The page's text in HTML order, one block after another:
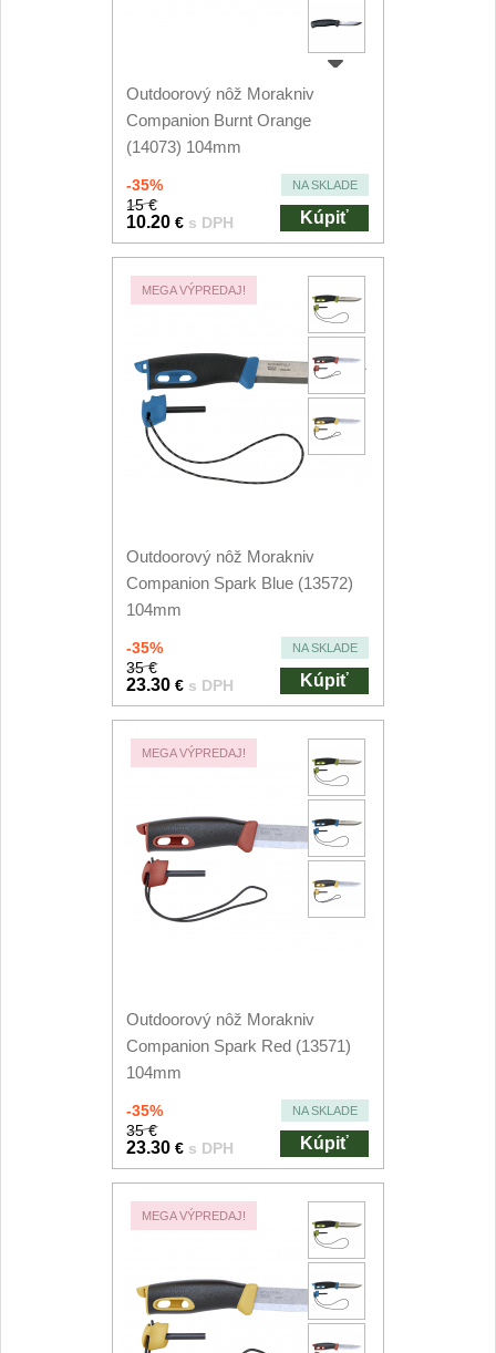
Nože na chleba 27
Vykosťovací nože 41
Steakové nože
Plátkovací nože
Sekáčky a speciální nože
Japonské nože 57
Zavírací nože
7
Nože s pevnou čepeľou
Záchranárske 4
Ostrenie nožov
8
Doplňky a díly 4
Outdoorový nôž Morakniv
Companion Burnt Orange
(14073) 104mm
-35% NA SKLADE
15 €
10.20 € s DPH Kúpiť
MEGA VÝPREDAJ!
Outdoorový nôž Morakniv
Companion Spark Blue (13572)
104mm
-35% NA SKLADE
35 €
23.30 € s DPH Kúpiť
MEGA VÝPREDAJ!
Outdoorový nôž Morakniv
Companion Spark Red (13571)
104mm
-35% NA SKLADE
35 €
23.30 € s DPH Kúpiť
MEGA VÝPREDAJ!